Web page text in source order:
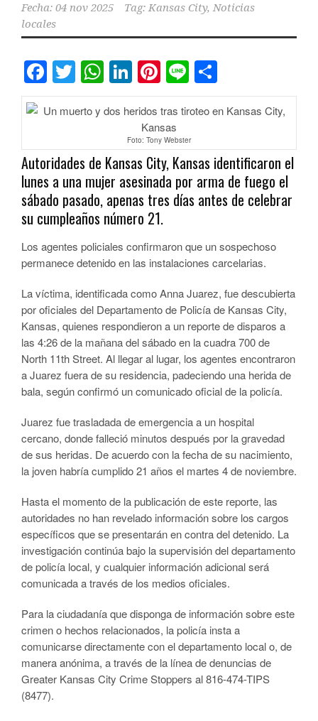
Fecha: 04 nov 2025 Tag: Kansas City, Noticias
locales
Facebook
Twitter
WhatsApp
LinkedIn
Pinterest
Line
Foto: Tony Webster
Autoridades de Kansas City, Kansas identificaron el
lunes a una mujer asesinada por arma de fuego el
sábado pasado, apenas tres días antes de celebrar
su cumpleaños número 21.
Los agentes policiales confirmaron que un sospechoso
permanece detenido en las instalaciones carcelarias.​
La víctima, identificada como Anna Juarez, fue descubierta
por oficiales del Departamento de Policía de Kansas City,
Kansas, quienes respondieron a un reporte de disparos a
las 4:26 de la mañana del sábado en la cuadra 700 de
North 11th Street. Al llegar al lugar, los agentes encontraron
a Juarez fuera de su residencia, padeciendo una herida de
bala, según confirmó un comunicado oficial de la policía.​
Juarez fue trasladada de emergencia a un hospital
cercano, donde falleció minutos después por la gravedad
de sus heridas. De acuerdo con la fecha de su nacimiento,
la joven habría cumplido 21 años el martes 4 de noviembre.​
Hasta el momento de la publicación de este reporte, las
autoridades no han revelado información sobre los cargos
específicos que se presentarán en contra del detenido. La
investigación continúa bajo la supervisión del departamento
de policía local, y cualquier información adicional será
comunicada a través de los medios oficiales.​
Para la ciudadanía que disponga de información sobre este
crimen o hechos relacionados, la policía insta a
comunicarse directamente con el departamento local o, de
manera anónima, a través de la línea de denuncias de
Greater Kansas City Crime Stoppers al 816-474-TIPS
(8477).